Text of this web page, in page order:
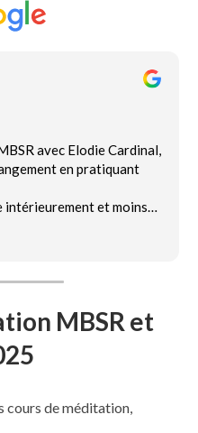
avec Elodie Cardinal,
en pratiquant
intérieurement et moins
montre comment
écologie personnelle.
MBSR et
cours de méditation,